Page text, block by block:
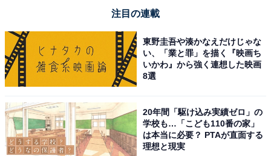
たい人には、おすすめの商品といえそうです。
注目の連載
東野圭吾や湊かなえだけじゃな
い、「業と罪」を描く『映画ち
いかわ』から強く連想した映画
8選
20年間「駆け込み実績ゼロ」の
学校も…「こども110番の家」
は本当に必要？ PTAが直面する
理想と現実